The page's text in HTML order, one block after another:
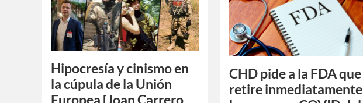
Hipocresía y cinismo en
la cúpula de la Unión
Europea [Joan Carrero,
CHD pide a la FDA que
retire inmediatamente